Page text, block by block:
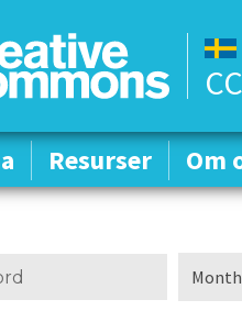
Resurser Om
Resurser Om